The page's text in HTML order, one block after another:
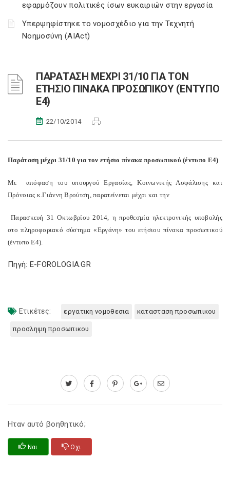
εφαρμόζουν πολιτικές ίσων ευκαιριών στην εργασία
Υπερψηφίστηκε το νομοσχέδιο για την Τεχνητή
Νοημοσύνη (AIAct)
ΠΑΡΑΤΑΣΗ ΜΕΧΡΙ 31/10 ΓΙΑ ΤΟΝ
ΕΤΗΣΙΟ ΠΙΝΑΚΑ ΠΡΟΣΩΠΙΚΟΥ (ΕΝΤΥΠΟ
Ε4)
22/10/2014
Παράταση μέχρι 31/10 για τον ετήσιο πίνακα προσωπικού (έντυπο Ε4)
Με απόφαση του υπουργού Εργασίας, Κοινωνικής Ασφάλισης και
Πρόνοιας κ.Γιάννη Βρούτση, παρατείνεται μέχρι και την
Παρασκευή 31 Οκτωβρίου 2014, η προθεσμία ηλεκτρονικής υποβολής
στο πληροφοριακό σύστημα «Εργάνη» του ετήσιου πίνακα προσωπικού
(έντυπο Ε4).
Πηγή: E-FOROLOGIA.GR
Ετικέτες: εργατικη νομοθεσια κατασταση προσωπικου
προσληψη προσωπικου
Ηταν αυτό βοηθητικό;
Ναι Οχι